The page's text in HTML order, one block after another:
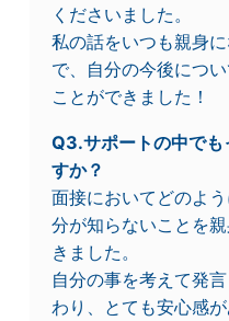
くださいました。
私の話をいつも親身
で、自分の今後につ
ことができました！
Q3.サポートの中で
すか？
面接においてどのよ
分が知らないことを
きました。
自分の事を考えて発
わり、とても安心感が